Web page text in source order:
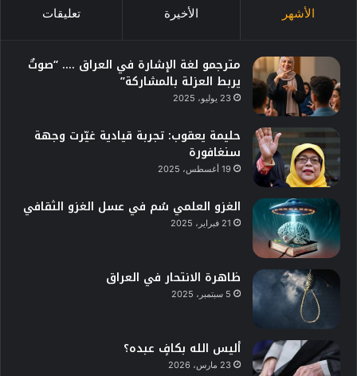
الأشهر الأخيرة تعليقات
مترجمو لغة الإشارة في العراق …. “صوتٌ
يربط العزلة بالمشاركة”
23 يوليو، 2025
حليمة يعقوب: تجربة قيادية غيّرت وجهة
سنغافورة
19 أغسطس، 2025
الغزو العلمي سُم في عسل الغزو الثقافي
21 فبراير، 2025
ظاهرة الانتحار في العراق
5 سبتمبر، 2025
أليس الله بكافٍ عبده؟
23 مارس، 2026